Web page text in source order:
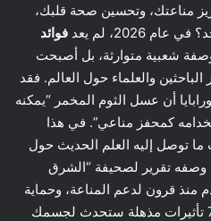
مناعتك، وتحسين صحة قلبك،
لم يعد
فوائد
شعبية متوارثة، بل أصبحت
والعلماء حول العالم. فقد
أن عسل الثوم المخمر “يمكنه
كمحفز مناعي”. في هذا
توصل إليه العلم الحديث حول
وصفه تقرير لصحيفة “الشرق
منذ قرون لدعم المناعة، وحماية
القلب، وتقليل الالتهابات”. إليك 7 تأثيرات مذهلة ستحدث لجسمك